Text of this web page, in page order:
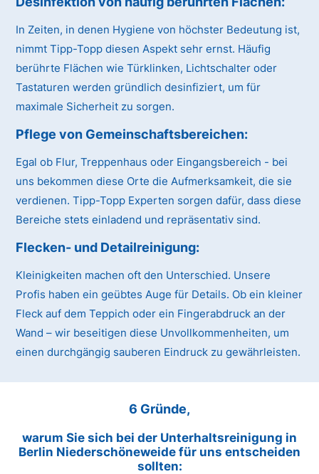
In Zeiten, in denen Hygiene von höchster Bedeutung ist,
nimmt Tipp-Topp diesen Aspekt sehr ernst. Häufig
berührte Flächen wie Türklinken, Lichtschalter oder
Tastaturen werden gründlich desinfiziert, um für
maximale Sicherheit zu sorgen.
Pflege von Gemeinschaftsbereichen:
Egal ob Flur, Treppenhaus oder Eingangsbereich - bei
uns bekommen diese Orte die Aufmerksamkeit, die sie
verdienen. Tipp-Topp Experten sorgen dafür, dass diese
Bereiche stets einladend und repräsentativ sind.
Flecken- und Detailreinigung:
Kleinigkeiten machen oft den Unterschied. Unsere
Profis haben ein geübtes Auge für Details. Ob ein kleiner
Fleck auf dem Teppich oder ein Fingerabdruck an der
Wand – wir beseitigen diese Unvollkommenheiten, um
einen durchgängig sauberen Eindruck zu gewährleisten.
6 Gründe,
warum Sie sich bei der Unterhaltsreinigung in
Berlin Niederschöneweide für uns entscheiden
sollten: